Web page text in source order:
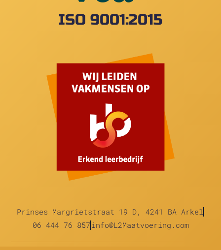
ISO 9001:2015
Prinses Margrietstraat 19 D, 4241 BA Arkel
06 444 76 857 info@L2Maatvoering.com